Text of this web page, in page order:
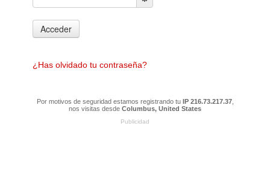
Acceder
¿Has olvidado tu contraseña?
Por motivos de seguridad estamos registrando tu IP 216.73.217.37,
nos visitas desde Columbus, United States
Publicidad